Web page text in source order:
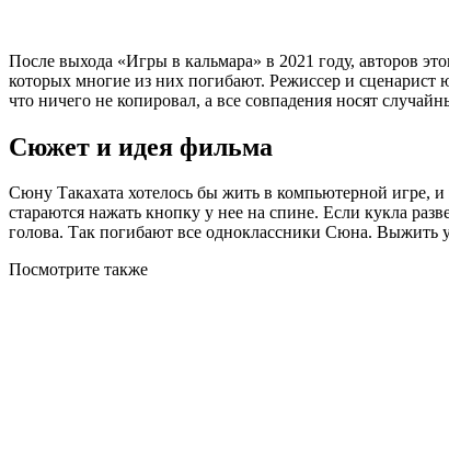
После выхода «Игры в кальмара» в 2021 году, авторов
которых многие из них погибают. Режиссер и сценарист
что ничего не копировал, а все совпадения носят
Сюжет и идея фильма
Сюну Такахата хотелось бы жить в компьютерной игре, и
стараются нажать кнопку у нее на спине. Если кукла
голова. Так погибают все одноклассники Сюна. Выжить
Посмотрите также